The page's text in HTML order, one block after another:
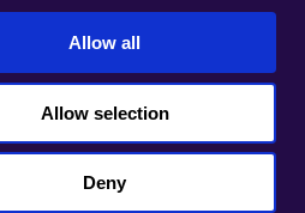
Allow all
Allow selection
Deny